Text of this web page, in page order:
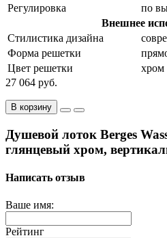
Регулировка
по
Внешнее
Стилистика дизайна
Форма решетки
Цвет решетки
хром
27 064 руб.
В корзину
Душевой лоток Berges
глянцевый хром,
Написать отзыв
Ваше имя:
Рейтинг